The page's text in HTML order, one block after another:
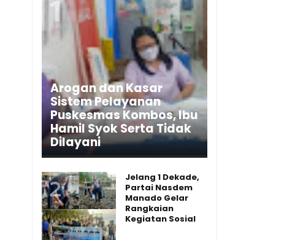
Arogan dan Kasar
Sistem Pelayanan
Puskesmas Kombos, Ibu
Hamil Syok Serta Tidak
Dilayani
Jelang 1 Dekade,
Partai Nasdem
Manado Gelar
Rangkaian
Kegiatan Sosial